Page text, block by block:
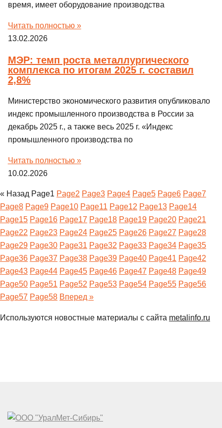
время, имеет оборудование производства
Читать полностью »
13.02.2026
МЭР: темп роста металлургического
комплекса по итогам 2025 г. составил
2,8%
Министерство экономического развития опубликовало
индекс промышленного производства в России за
декабрь 2025 г., а также весь 2025 г. «Индекс
промышленного производства по
Читать полностью »
10.02.2026
« Назад Page1 Page2 Page3 Page4 Page5 Page6 Page7
Page8 Page9 Page10 Page11 Page12 Page13 Page14
Page15 Page16 Page17 Page18 Page19 Page20 Page21
Page22 Page23 Page24 Page25 Page26 Page27 Page28
Page29 Page30 Page31 Page32 Page33 Page34 Page35
Page36 Page37 Page38 Page39 Page40 Page41 Page42
Page43 Page44 Page45 Page46 Page47 Page48 Page49
Page50 Page51 Page52 Page53 Page54 Page55 Page56
Page57 Page58 Вперед »
Используются новостные материалы с сайта metalinfo.ru